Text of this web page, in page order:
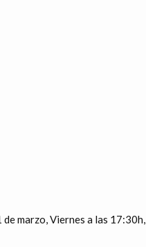
marzo, Viernes a las 17:30h,